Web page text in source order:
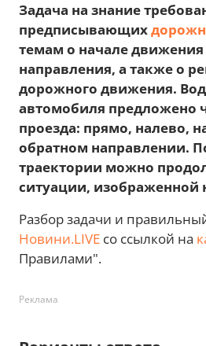
Задача на знание
предписывающих
темам о начале
направления, а также о
дорожного движения.
автомобиля предложено
проезда: прямо, налево,
обратном направлении.
траектории можно
ситуации, изображенной
Разбор задачи и
Новини.LIVE со ссылкой на
Правилами".
Реклама